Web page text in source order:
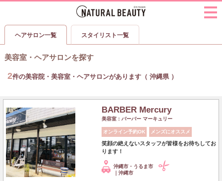
ヘアサロン一覧 スタイリスト一覧
美容室・ヘアサロンを探す
2件の美容院・美容室・ヘアサロンがあります（ 沖縄県 ）
BARBER Mercury
美容室：バーバー マーキュリー
オンライン予約OK メンズにオススメ
笑顔の絶えないスタッフが皆様をお待ちしてお
ります！
沖縄市・うるま市
｜沖縄市